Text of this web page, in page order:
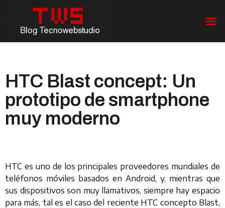
HTC Blast concept: Un
prototipo de smartphone
muy moderno
HTC es uno de los principales proveedores mundiales de
teléfonos móviles basados ​​en Android, y, mientras que
sus dispositivos son muy llamativos, siempre hay espacio
para más, tal es el caso del reciente HTC concepto Blast,